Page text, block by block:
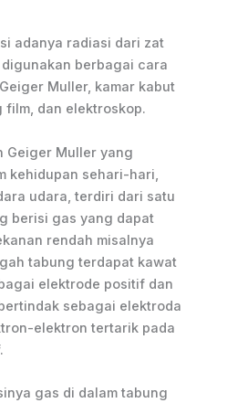
adanya radiasi dari zat
berbagai cara
Muller, kamar kabut
film, dan elektroskop.
Geiger Muller yang
kehidupan sehari-hari,
udara, terdiri dari satu
berisi gas yang dapat
rendah misalnya
tabung terdapat kawat
elektrode positif dan
sebagai elektroda
elektron tertarik pada
gas di dalam tabung